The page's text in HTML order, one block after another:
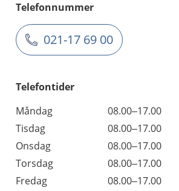
Telefonnummer
021-17 69 00
Telefontider
Måndag
08.00–17.00
Tisdag
08.00–17.00
Onsdag
08.00–17.00
Torsdag
08.00–17.00
Fredag
08.00–17.00